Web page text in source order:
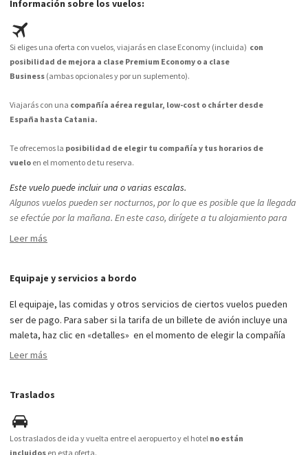
Información sobre los vuelos:
Si eliges una oferta con vuelos, viajarás en clase Economy (incluida) con
posibilidad de mejora a clase Premium Economy o a clase
Business (ambas opcionales y por un suplemento).
Viajarás con una compañía aérea regular, low-cost o chárter desde
España hasta Catania.
Te ofrecemos la posibilidad de elegir tu compañía y tus horarios de
vuelo en el momento de tu reserva.
Este vuelo puede incluir una o varias escalas.
Algunos vuelos pueden ser nocturnos, por lo que es posible que la llegada
se efectúe por la mañana. En este caso, dirígete a tu alojamiento para
saber si tu habitación puede estar disponible más temprano de lo
En función de los horarios de vuelos y, ya que el organizador no puede
primer día y de regreso por la mañana el último día.
Leer más
Equipaje y servicios a bordo
El equipaje, las comidas y otros servicios de ciertos vuelos pueden
ser de pago. Para saber si la tarifa de un billete de avión incluye una
maleta, haz clic en «detalles» en el momento de elegir la compañía
aérea en el segundo paso de tu compra. Si tu tarifa no incluye
equipaje adicional. Las tarifas pueden variar.
Condiciones especiales:
Leer más
Traslados
Los traslados de ida y vuelta entre el aeropuerto y el hotel no están
incluidos en esta oferta.